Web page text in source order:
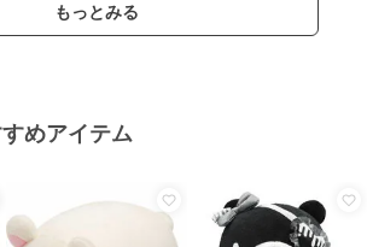
もっとみる
めアイテム